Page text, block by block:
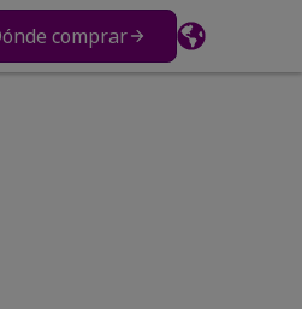
comprar